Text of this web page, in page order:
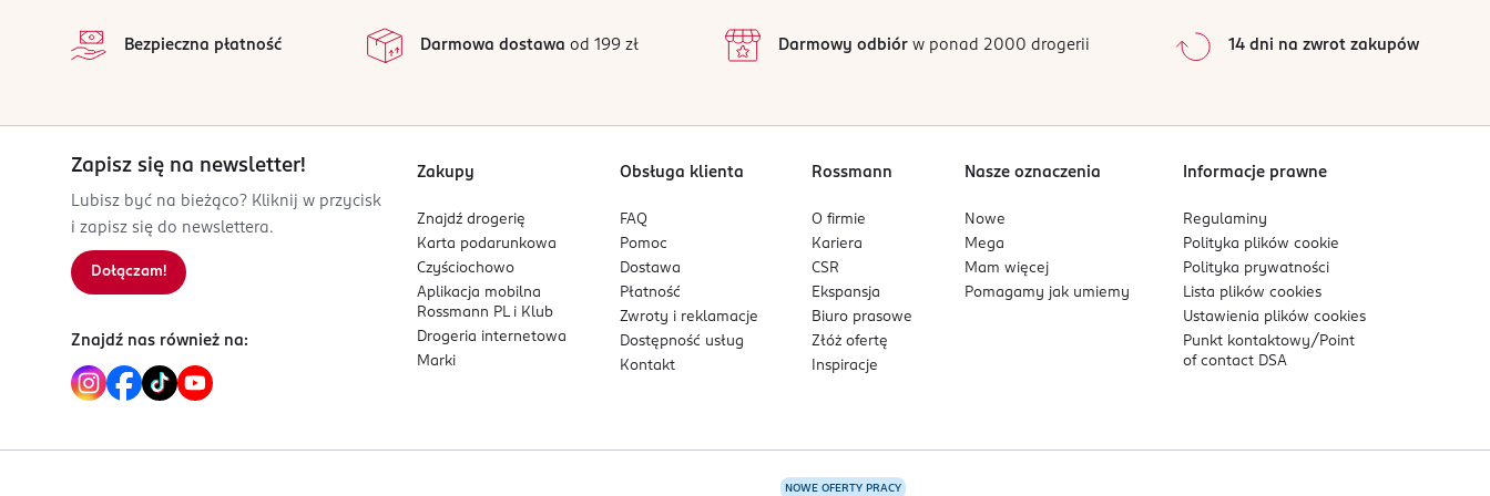
5 902693 166566
Bezpieczna płatność Darmowa dostawa od 199 zł Darmowy odbiórw ponad 2000 drogerii 14 dni na zwrot zakupów
Zapisz się na newsletter!
Lubisz być na bieżąco? Kliknij w przycisk
i zapisz się do newslettera.
Dołączam!
Znajdź nas również na:
Zakupy
Znajdź drogerię
Karta podarunkowa
Czyściochowo
Aplikacja mobilna
Rossmann PL i Klub
Drogeria internetowa
Marki
Obsługa klienta
FAQ
Pomoc
Dostawa
Płatność
Zwroty i reklamacje
Dostępność usług
Kontakt
Rossmann
O firmie
Kariera
CSR
Ekspansja
Biuro prasowe
Złóż ofertę
Inspiracje
Nasze oznaczenia
Nowe
Mega
Mam więcej
Pomagamy jak umiemy
Informacje prawne
Regulaminy
Polityka plikówcookie
Polityka prywatności
Lista plikówcookies
Ustawienia plikówcookies
Punkt kontaktowy/ Point
of contact DSA
NOWE OFERTY PRACY